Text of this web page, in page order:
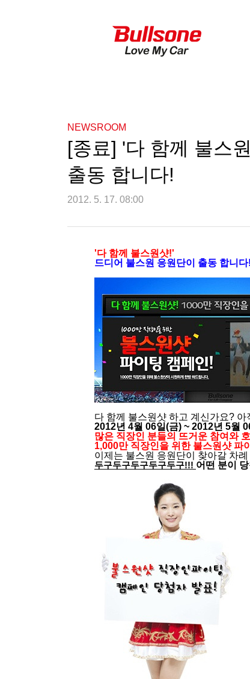
NEWSROOM
[종료] '다 함께 불스
출동 합니다!
2012. 5. 17. 08:00
'다 함께 불스원샷!'
드디어 불스원 응원단이 출동 합니다!
다 함께 불스원샷 하고 계신가요?
2012년 4월 06일(금) ~ 2012년 5월
많은 직장인 분들의 뜨거운 참여와 호
1,000만 직장인을 위한 불스원샷 파
이제는 불스원 응원단이 찾아갈 차
두구두구두구두구두구!!! 어떤 분이